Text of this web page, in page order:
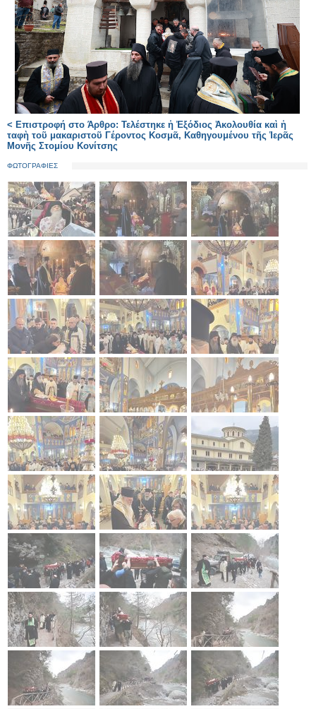
< Επιστροφή στο Άρθρο: Τελέστηκε ἡ Ἐξόδιος Ἀκολουθία καὶ ἡ
ταφὴ τοῦ μακαριστοῦ Γέροντος Κοσμᾶ, Καθηγουμένου τῆς Ἱερᾶς
Μονῆς Στομίου Κονίτσης
ΦΩΤΟΓΡΑΦΙΕΣ